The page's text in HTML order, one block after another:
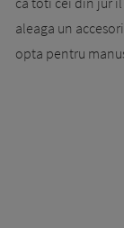
aleaga un
opta pentru